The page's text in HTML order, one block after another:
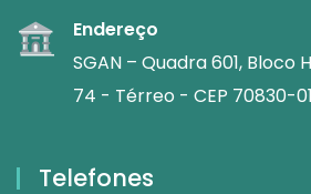
Endereço
SGAN – Quadra 601, Bloco
74 - Térreo - CEP 70830-
Telefones